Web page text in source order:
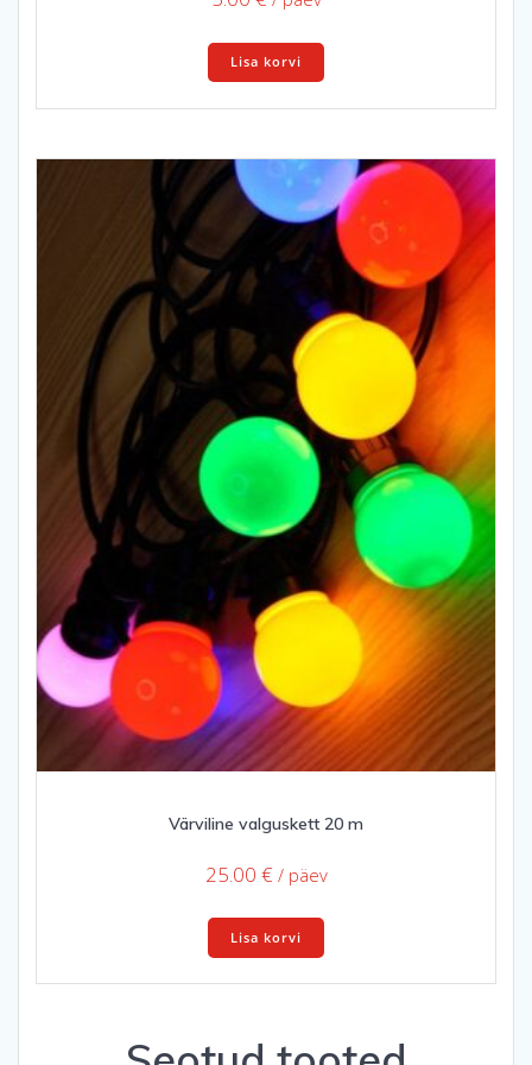
Lisa korvi
Värviline valguskett 20 m
25.00 € / päev
Lisa korvi